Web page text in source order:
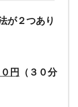
が２つあり
円
（３０分